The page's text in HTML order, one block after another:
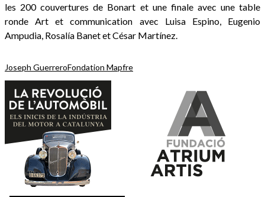
les 200 couvertures de Bonart et une finale avec une table
ronde Art et communication avec Luisa Espino, Eugenio
Ampudia, Rosalía Banet et César Martínez.
Joseph GuerreroFondation Mapfre